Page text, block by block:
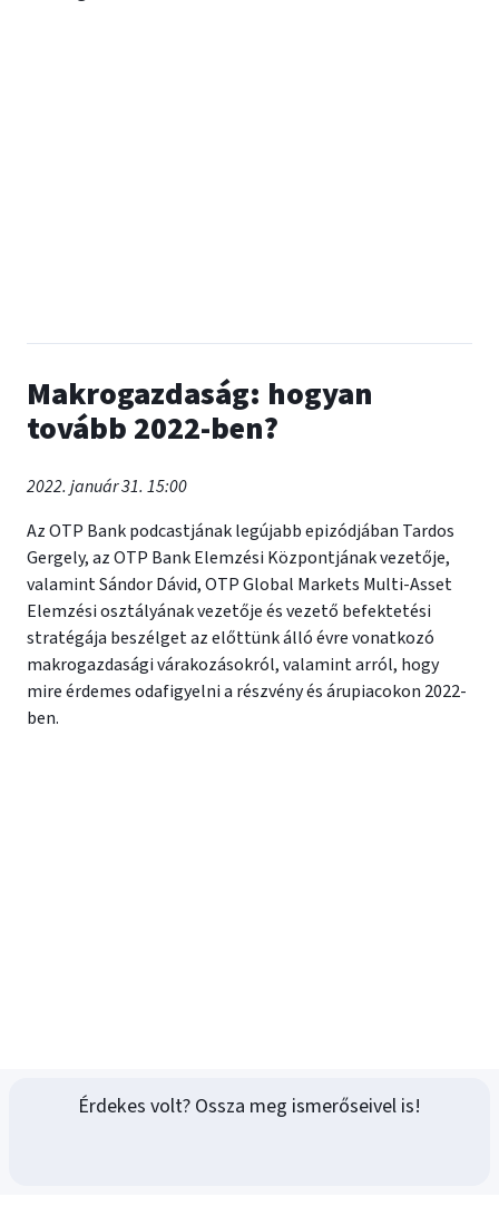
Makrogazdaság: hogyan
tovább 2022-ben?
2022. január 31. 15:00
Az OTP Bank podcastjának legújabb epizódjában Tardos
Gergely, az OTP Bank Elemzési Központjának vezetője,
valamint Sándor Dávid, OTP Global Markets Multi-Asset
Elemzési osztályának vezetője és vezető befektetési
stratégája beszélget az előttünk álló évre vonatkozó
makrogazdasági várakozásokról, valamint arról, hogy
mire érdemes odafigyelni a részvény és árupiacokon 2022-
ben.
Érdekes volt? Ossza meg ismerőseivel is!